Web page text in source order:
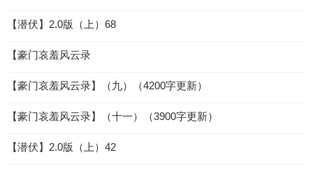
【潜伏】2.0版（上）68
【豪门哀羞风云录
【豪门哀羞风云录】（九）（4200字更新）
【豪门哀羞风云录】（十一）（3900字更新）
【潜伏】2.0版（上）42